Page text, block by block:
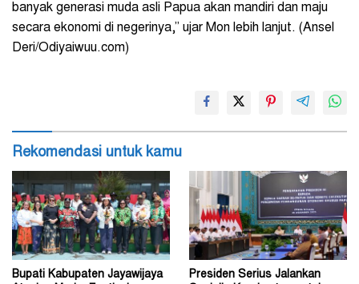
banyak generasi muda asli Papua akan mandiri dan maju
secara ekonomi di negerinya,” ujar Mon lebih lanjut. (Ansel
Deri/Odiyaiwuu.com)
Rekomendasi untuk kamu
Bupati Kabupaten Jayawijaya
Presiden Serius Jalankan